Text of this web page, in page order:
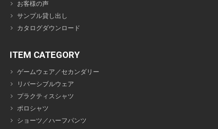
お客様の声
サンプル貸し出し
カタログダウンロード
ITEM CATEGORY
ゲームウェア／セカンダリー
リバーシブルウェア
プラクティスシャツ
ポロシャツ
ショーツ／ハーフパンツ